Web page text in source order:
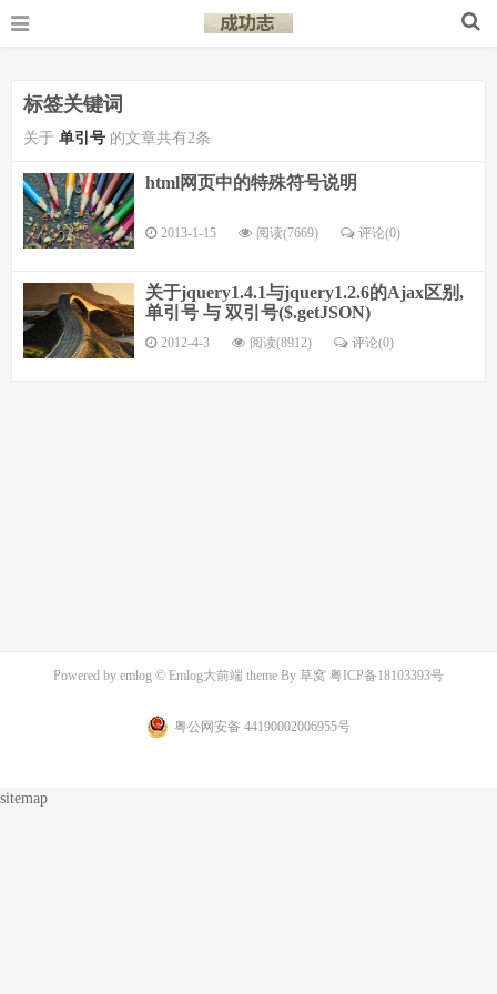
标签关键词
关于 单引号 的文章共有2条
html网页中的特殊符号说明
2013-1-15 阅读(7669) 评论(0)
关于jquery1.4.1与jquery1.2.6的Ajax区别,
单引号 与 双引号($.getJSON)
2012-4-3 阅读(8912) 评论(0)
Powered by emlog © Emlog大前端 theme By 草窝 粤ICP备18103393号
粤公网安备 44190002006955号
sitemap